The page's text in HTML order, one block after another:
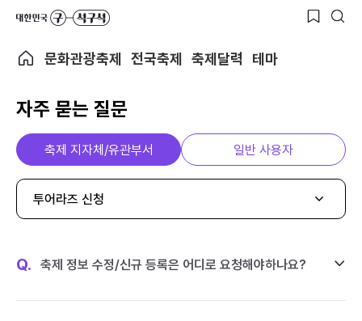
문화관광축제 전국축제 축제달력 테마
자주 묻는 질문
축제 지자체/유관부서 일반 사용자
투어라즈 신청
Q. 축제 정보 수정/신규 등록은 어디로 요청해야하나요?